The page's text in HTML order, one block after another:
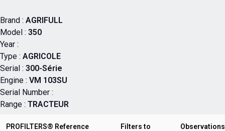
Brand : AGRIFULL
Model : 350
Year :
Type : AGRICOLE
Serial : 300-Série
Engine : VM 103SU
Serial Number :
Range : TRACTEUR
PROFILTERS® Reference Filters to Observations